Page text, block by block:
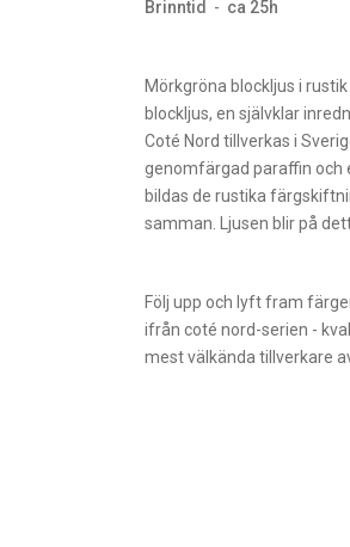
Brinntid - ca 25h
Mörkgröna blockljus i
blockljus, en självklar
Coté Nord tillverkas i
genomfärgad paraffin och
bildas de rustika
samman. Ljusen blir på
Följ upp och lyft fram
ifrån coté nord-serien -
mest välkända tillverkare